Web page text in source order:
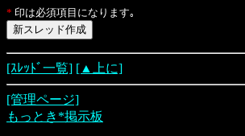
* 印は必須項目になります｡
[ｽﾚｯﾄﾞ一覧] [▲上に]
[管理ページ]
もっとき*掲示板